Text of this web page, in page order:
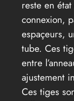
reste en
connexion,
espaçeurs,
tube. Ces
entre
ajustement
Ces tiges